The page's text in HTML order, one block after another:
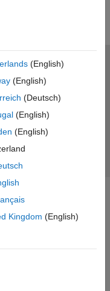
(English)
(English)
(Deutsch)
(English)
(English)
Kingdom (English)
ー ポリシー
テータス